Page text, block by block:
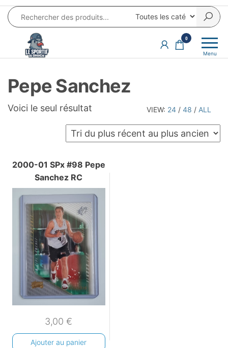
Aller
au
contenu
DU
produits
autour
du
sport et
pop
culture
Menu
0
Pepe Sanchez
VIEW: 24 / 48 / ALL
Voici le seul résultat
2000-01 SPx #98 Pepe
Sanchez RC
3,00€
Ajouter au panier